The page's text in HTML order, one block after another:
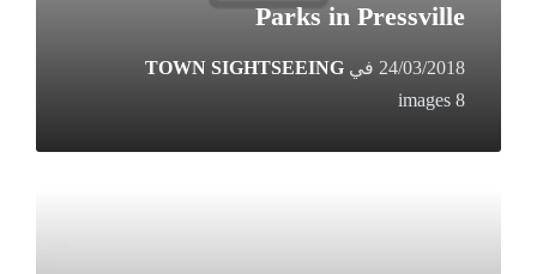
Parks in Pressville
24/03/2018 في TOWN SIGHTSEEING
8 images